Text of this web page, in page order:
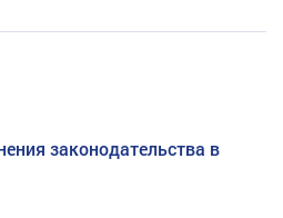
законодательства в